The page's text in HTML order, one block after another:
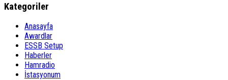
Kategoriler
Anasayfa
Awardlar
ESSB Setup
Haberler
Hamradio
İstasyonum